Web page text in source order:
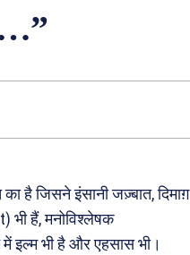
है जिसने इंसानी जज़्बात, दिमाग़
भी हैं, मनोविश्लेषक
इल्म भी है और एहसास भी।